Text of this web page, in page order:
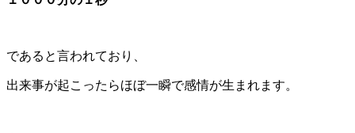
であると言われており、
出来事が起こったらほぼ一瞬で感情が生まれます。